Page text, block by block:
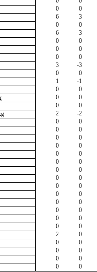
0
0
6
3
0
0
6
3
0
0
0
0
0
0
3
-3
0
0
1
-1
0
0
0
0
0
0
2
-2
0
0
0
0
0
0
0
0
0
0
0
0
0
0
0
0
0
0
0
0
0
0
0
0
0
0
0
0
2
0
0
0
0
0
0
0
0 0